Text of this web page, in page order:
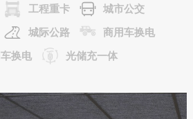
工程重卡
城市公交
城际公路
商用车换电
换电
光储充一体